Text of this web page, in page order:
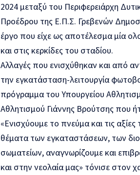
2024 μεταξύ του Περιφερειάρχη
Προέδρου της Ε.Π.Σ. Γρεβενών
έργο που είχε ως αποτέλεσμα μία
και στις κερκίδες του σταδίου.
Αλλαγές που ενισχύθηκαν και από
την εγκατάσταση-λειτουργία
πρόγραμμα του Υπουργείου
Αθλητισμού Γιάννης Βρούτσης που
«Ενισχύουμε το πνεύμα και τις
θέματα των εγκαταστάσεων, των
σωματείων, αναγνωρίζουμε και
και στην νεολαία μας» τόνισε στον